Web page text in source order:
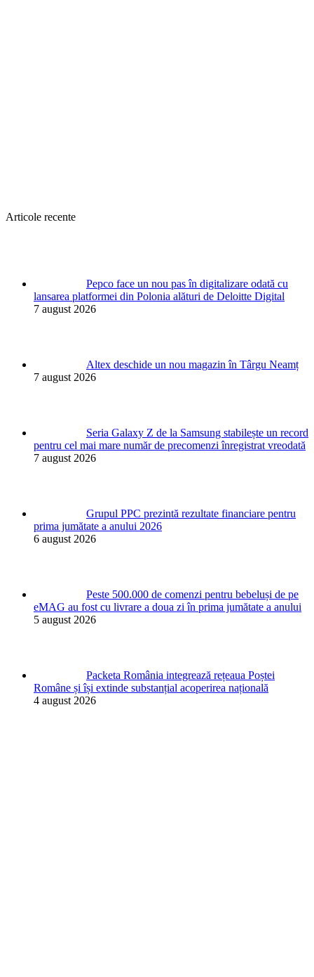
Articole recente
Pepco face un nou pas în digitalizare odată cu
lansarea platformei din Polonia alături de Deloitte Digital
7 august 2026
Altex deschide un nou magazin în Târgu Neamț
7 august 2026
Seria Galaxy Z de la Samsung stabilește un record
pentru cel mai mare număr de precomenzi înregistrat vreodată
7 august 2026
Grupul PPC prezintă rezultate financiare pentru
prima jumătate a anului 2026
6 august 2026
Peste 500.000 de comenzi pentru bebeluși de pe
eMAG au fost cu livrare a doua zi în prima jumătate a anului
5 august 2026
Packeta România integrează rețeaua Poștei
Române și își extinde substanțial acoperirea națională
4 august 2026